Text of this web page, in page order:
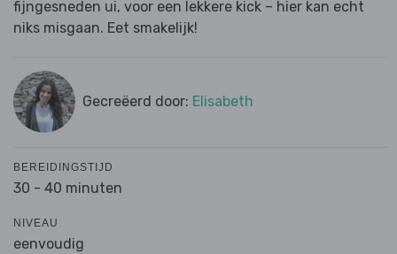
fijngesneden ui, voor een lekkere kick – hier kan echt
niks misgaan. Eet smakelijk!
Gecreëerd door: Elisabeth
BEREIDINGSTIJD
30 - 40 minuten
NIVEAU
eenvoudig